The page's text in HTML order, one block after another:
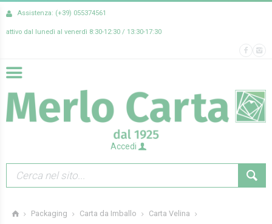
Assistenza: (+39) 055374561
attivo dal lunedì al venerdì 8:30-12:30 / 13:30-17:30
Accedi
Packaging Carta da Imballo
Carta Velina